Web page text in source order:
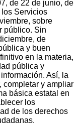
de 22 de junio, de
Servicios
sobre
público. Sin
de
y buen
en la materia,
pública y
Así, la
completar y ampliar
básica estatal en
los
de los derechos